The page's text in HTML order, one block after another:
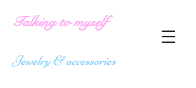
Talking to myself
Jewelry & accessories